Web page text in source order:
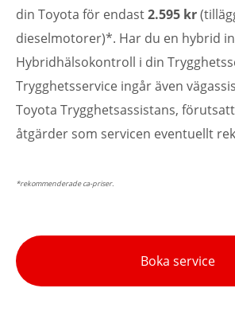
din Toyota för endast2.595 kr
dieselmotorer)*. Har du en hybrid
Hybridhälsokontroll i din
Trygghetsservice ingår även
Toyota Trygghetsassistans,
åtgärder som servicen eventuellt
*rekommenderade ca-priser.
Boka service